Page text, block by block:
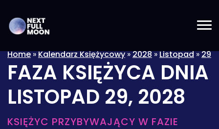
Home»Kalendarz Księżycowy»2028»Listopad»29
FAZA KSIĘŻYCA DNIA
LISTOPAD 29, 2028
KSIĘŻYC PRZYBYWAJĄCY W FAZIE